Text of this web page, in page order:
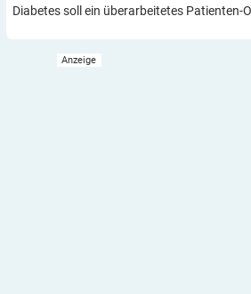
Diabetes soll ein überarbeitetes Patienten-